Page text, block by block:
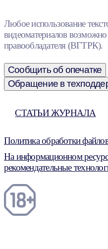
Любое использование
видеоматериалов возможно
правообладателя (ВГТРК).
Сообщить об опечатке
Обращение в
СТАТЬИ ЖУРНАЛА
Политика обработки
На информационном
рекомендательные